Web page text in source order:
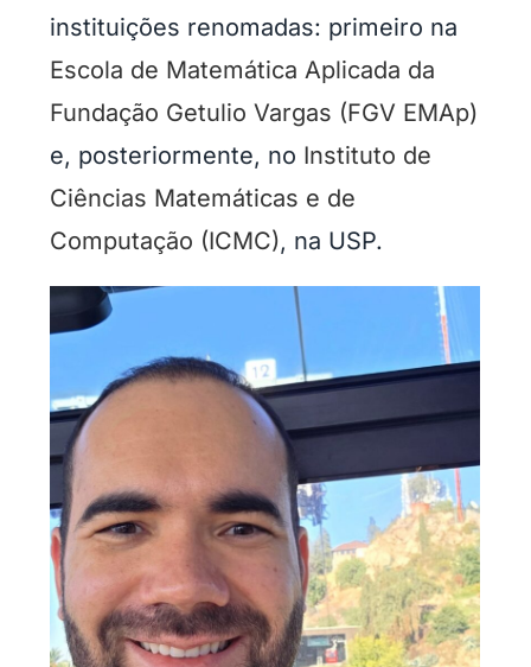
instituições renomadas: primeiro na
Escola de Matemática Aplicada da
Fundação Getulio Vargas (FGV EMAp)
e, posteriormente, no Instituto de
Ciências Matemáticas e de
Computação (ICMC), na USP.